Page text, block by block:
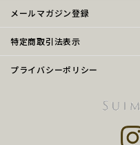
メールマガジン登録
特定商取引法表示
プライバシーポリシー